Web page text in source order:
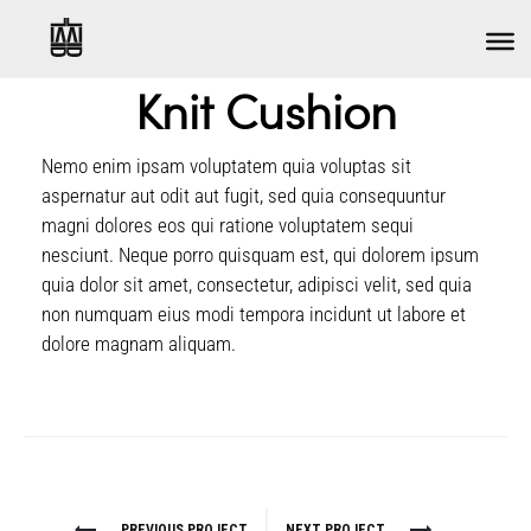
Knit Cushion
Nemo enim ipsam voluptatem quia voluptas sit
aspernatur aut odit aut fugit, sed quia consequuntur
magni dolores eos qui ratione voluptatem sequi
nesciunt. Neque porro quisquam est, qui dolorem ipsum
quia dolor sit amet, consectetur, adipisci velit, sed quia
non numquam eius modi tempora incidunt ut labore et
dolore magnam aliquam.
PROJECT